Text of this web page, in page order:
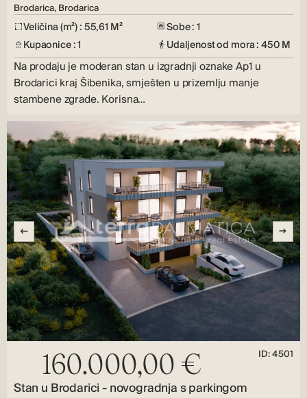
Brodarica, Brodarica
Veličina (m²) : 55,61 M²
Sobe : 1
Kupaonice : 1
Udaljenost od mora : 450 M
Na prodaju je moderan stan u izgradnji oznake Ap1 u
Brodarici kraj Šibenika, smješten u prizemlju manje
stambene zgrade. Korisna…
160.000,00 € ID: 4501
Stan u Brodarici - novogradnja s parkingom